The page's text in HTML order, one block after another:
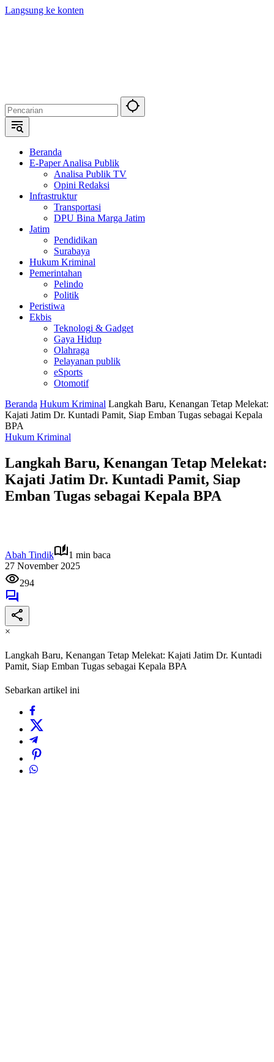
Langsung ke konten
Beranda
E-Paper Analisa Publik
Analisa Publik TV
Opini Redaksi
Infrastruktur
Transportasi
DPU Bina Marga Jatim
Jatim
Pendidikan
Surabaya
Hukum Kriminal
Pemerintahan
Pelindo
Politik
Peristiwa
Ekbis
Teknologi & Gadget
Gaya Hidup
Olahraga
Pelayanan publik
eSports
Otomotif
Beranda Hukum Kriminal Langkah Baru, Kenangan Tetap Melekat:
Kajati Jatim Dr. Kuntadi Pamit, Siap Emban Tugas sebagai Kepala
BPA
Hukum Kriminal
Langkah Baru, Kenangan Tetap Melekat:
Kajati Jatim Dr. Kuntadi Pamit, Siap
Emban Tugas sebagai Kepala BPA
Abah Tindik
1 min baca
27 November 2025
294
×
Langkah Baru, Kenangan Tetap Melekat: Kajati Jatim Dr. Kuntadi
Pamit, Siap Emban Tugas sebagai Kepala BPA
Sebarkan artikel ini